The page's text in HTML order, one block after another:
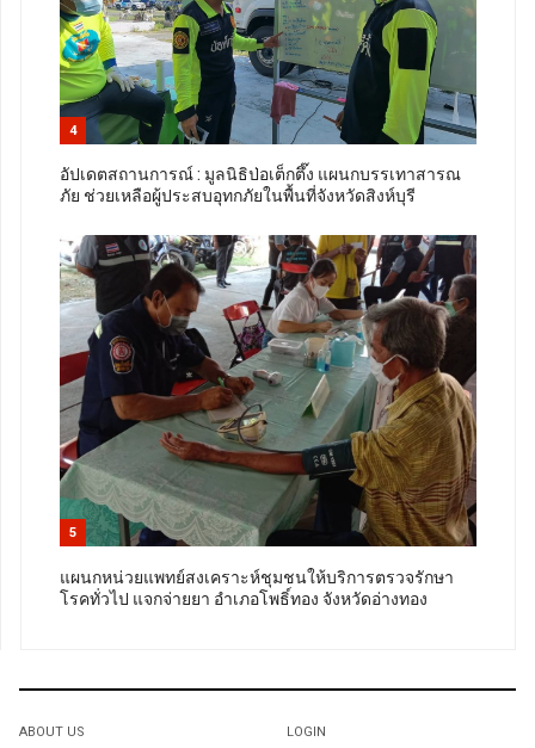
4
อัปเดตสถานการณ์ : มูลนิธิป่อเต็กตึ๊ง แผนกบรรเทาสารณ
ภัย ช่วยเหลือผู้ประสบอุทกภัยในพื้นที่จังหวัดสิงห์บุรี
5
แผนกหน่วยแพทย์สงเคราะห์ชุมชนให้บริการตรวจรักษา
โรคทั่วไป แจกจ่ายยา อำเภอโพธิ์ทอง จังหวัดอ่างทอง
ABOUT US
LOGIN